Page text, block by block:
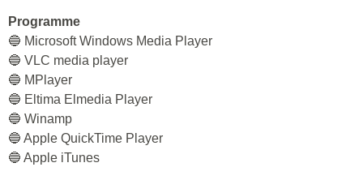
Programme
🔵 Microsoft Windows Media Player
🔵 VLC media player
🔵 MPlayer
🔵 Eltima Elmedia Player
🔵 Winamp
🔵 Apple QuickTime Player
🔵 Apple iTunes